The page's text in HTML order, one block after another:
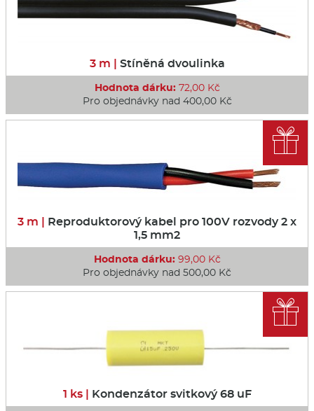
3 m | Stíněná dvoulinka
Hodnota dárku:72,00 Kč
Pro objednávky nad 400,00 Kč
3 m | Reproduktorový kabel pro 100V rozvody 2 x
1,5 mm2
Hodnota dárku:99,00 Kč
Pro objednávky nad 500,00 Kč

1 ks | Kondenzátor svitkový 68 uF
